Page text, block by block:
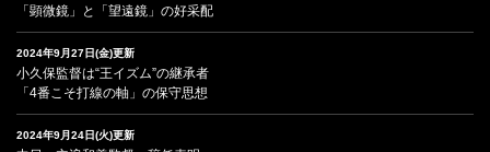
「顕微鏡」と「望遠鏡」の好采配
2024年9月27日(金)更新
小久保監督は“王イズム”の継承者
「4番こそ打線の軸」の保守思想
2024年9月24日(火)更新